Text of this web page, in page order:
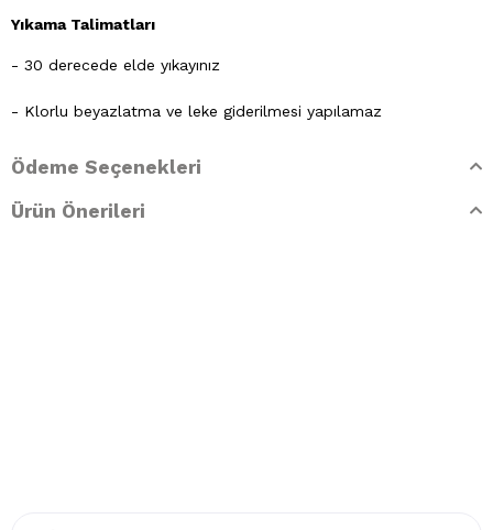
Yıkama Talimatları
- 30 derecede elde yıkayınız
- Klorlu beyazlatma ve leke giderilmesi yapılamaz
- Ütülenemez. Buharlı işlemler yapılamaz
- Kuru temizleme işlemine izin verilemez.
Ödeme Seçenekleri
Ürün Önerileri